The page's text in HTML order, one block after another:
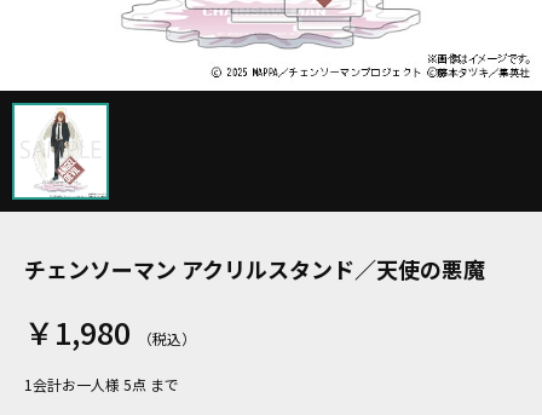
チェンソーマン アクリルスタンド／天使の悪魔
￥1,980
1会計お一人様 5点 まで